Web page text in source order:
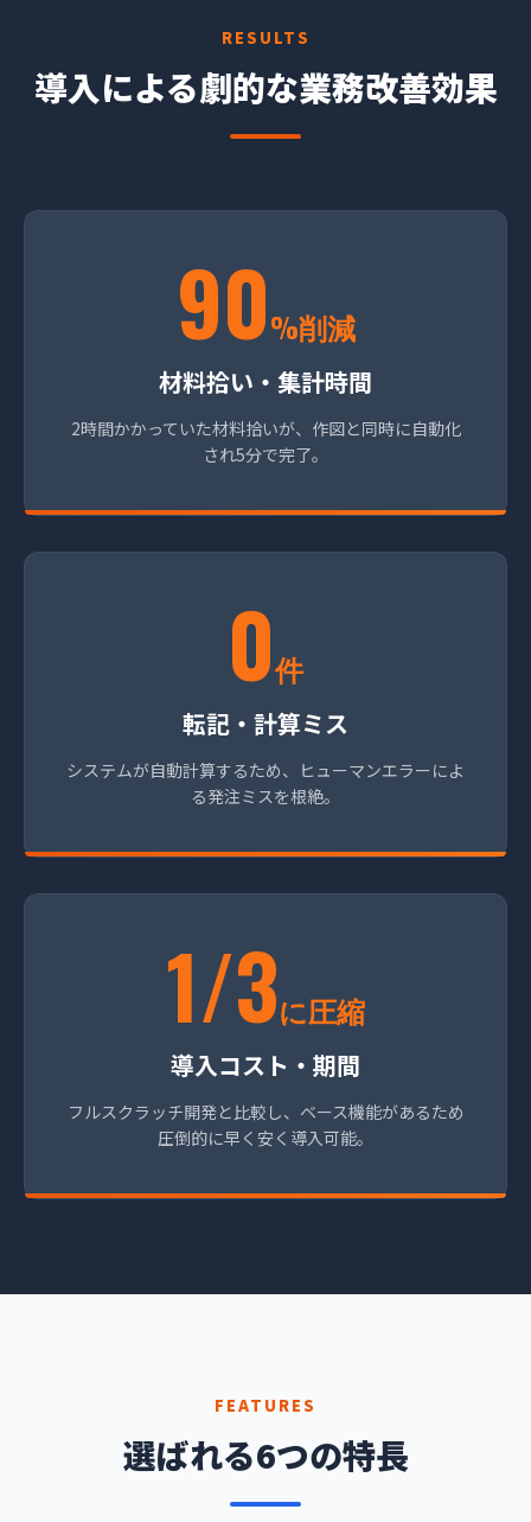
RESULTS
導入による劇的な業務改善効果
90%削減
材料拾い・集計時間
2時間かかっていた材料拾いが、作図と同時に自動化
され5分で完了。
0件
転記・計算ミス
システムが自動計算するため、ヒューマンエラーによ
る発注ミスを根絶。
1/3に圧縮
導入コスト・期間
フルスクラッチ開発と比較し、ベース機能があるため
圧倒的に早く安く導入可能。
FEATURES
選ばれる6つの特長